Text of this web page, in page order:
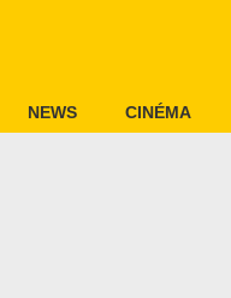
NEWS CINÉMA